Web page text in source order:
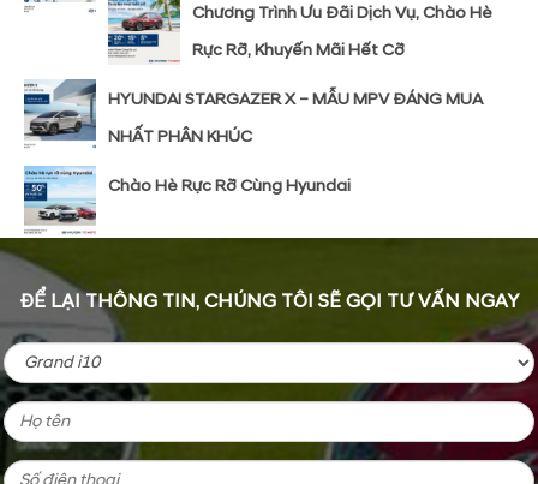
Chương Trình Ưu Đãi Dịch Vụ, Chào Hè
Rực Rỡ, Khuyến Mãi Hết Cỡ
HYUNDAI STARGAZER X – MẪU MPV ĐÁNG MUA
NHẤT PHÂN KHÚC
Chào Hè Rực Rỡ Cùng Hyundai
ĐỂ LẠI THÔNG TIN, CHÚNG TÔI SẼ GỌI TƯ VẤN NGAY